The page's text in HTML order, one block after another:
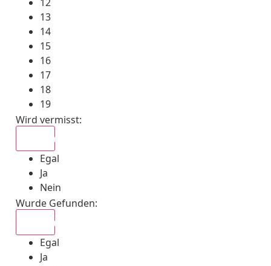
13
14
15
16
17
18
19
Wird vermisst:
Egal
Ja
Nein
Wurde Gefunden:
Egal
Ja